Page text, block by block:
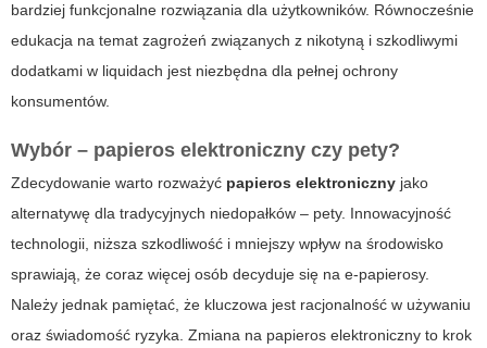
bardziej funkcjonalne rozwiązania dla użytkowników. Równocześnie
edukacja na temat zagrożeń związanych z nikotyną i szkodliwymi
dodatkami w liquidach jest niezbędna dla pełnej ochrony
konsumentów.
Wybór – papieros elektroniczny czy pety?
Zdecydowanie warto rozważyć papieros elektroniczny jako
alternatywę dla tradycyjnych niedopałków – pety. Innowacyjność
technologii, niższa szkodliwość i mniejszy wpływ na środowisko
sprawiają, że coraz więcej osób decyduje się na e-papierosy.
Należy jednak pamiętać, że kluczowa jest racjonalność w używaniu
oraz świadomość ryzyka. Zmiana na papieros elektroniczny to krok